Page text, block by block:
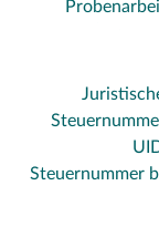
Steuernummer